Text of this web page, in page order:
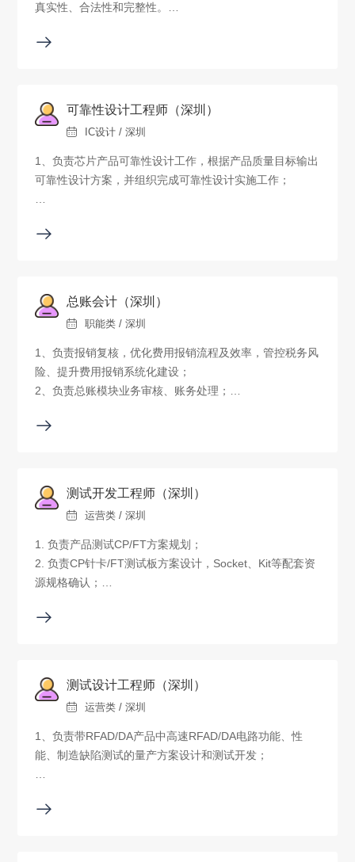
真实性、合法性和完整性。
2、负责供应商往来对账、管控，根据采购合同和企业的资
3、负责供应商采购、往来管理，输出采购相关财务分析报
表，为公司生产经营决策提供支撑；
4、负责采购业务核算相关流程的信息化建设工作，支撑账
5、其他需要协助或上级交办的工作 。
可靠性设计工程师（深圳）
IC设计 / 深圳
1、负责芯片产品可靠性设计工作，根据产品质量目标输出
可靠性设计方案，并组织完成可靠性设计实施工作；
断提升产品质量；
告；
4、建立可靠性工作相关流程、规范，支持并参与质量体系
建设；
5、上级交办的其他工作。
总账会计（深圳）
职能类 / 深圳
1、负责报销复核，优化费用报销流程及效率，管控税务风
险、提升费用报销系统化建设；
2、负责总账模块业务审核、账务处理；
提供指导支撑；
测试开发工程师（深圳）
运营类 / 深圳
1. 负责产品测试CP/FT方案规划；
2. 负责CP针卡/FT测试板方案设计，Socket、Kit等配套资
源规格确认；
4. 负责处理生产测试异常，保障产品量产测试顺畅；
测试设计工程师（深圳）
运营类 / 深圳
1、负责带RFAD/DA产品中高速RFAD/DA电路功能、性
能、制造缺陷测试的量产方案设计和测试开发；
化；